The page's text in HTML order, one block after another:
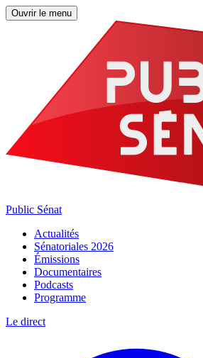
Ouvrir le menu
Public Sénat
Actualités
Sénatoriales 2026
Émissions
Documentaires
Podcasts
Programme
Le direct